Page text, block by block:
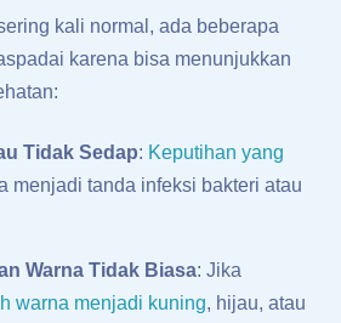
kali normal, ada beberapa
karena bisa menunjukkan
Tidak Sedap: Keputihan yang
menjadi tanda infeksi bakteri atau
Warna Tidak Biasa: Jika
warna menjadi kuning, hijau, atau